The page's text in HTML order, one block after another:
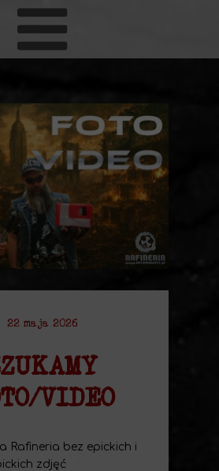
22 maja 2026
VIDEO
Rafineria bez epickich i
zdjęć